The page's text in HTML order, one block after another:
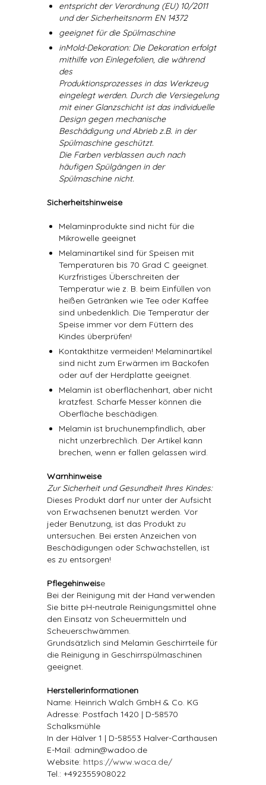
entspricht der Verordnung (EU) 10/2011
und der Sicherheitsnorm EN 14372
geeignet für die Spülmaschine
inMold-Dekoration: Die Dekoration erfolgt
mithilfe von Einlegefolien, die während
des
Produktionsprozesses in das Werkzeug
eingelegt werden. Durch die Versiegelung
mit einer Glanzschicht ist das individuelle
Design gegen mechanische
Beschädigung und Abrieb z.B. in der
Spülmaschine geschützt.
Die Farben verblassen auch nach
häufigen Spülgängen in der
Spülmaschine nicht.
Sicherheitshinweise
Melaminprodukte sind nicht für die
Mikrowelle geeignet
Melaminartikel sind für Speisen mit
Temperaturen bis 70 Grad C geeignet.
Kurzfristiges Überschreiten der
Temperatur wie z. B. beim Einfüllen von
heißen Getränken wie Tee oder Kaffee
sind unbedenklich. Die Temperatur der
Speise immer vor dem Füttern des
Kindes überprüfen!
Kontakthitze vermeiden! Melaminartikel
sind nicht zum Erwärmen im Backofen
oder auf der Herdplatte geeignet.
Melamin ist oberflächenhart, aber nicht
kratzfest. Scharfe Messer können die
Oberfläche beschädigen.
Melamin ist bruchunempfindlich, aber
nicht unzerbrechlich. Der Artikel kann
brechen, wenn er fallen gelassen wird.
Warnhinweise
Zur Sicherheit und Gesundheit Ihres Kindes:
Dieses Produkt darf nur unter der Aufsicht
von Erwachsenen benutzt werden. Vor
jeder Benutzung, ist das Produkt zu
untersuchen. Bei ersten Anzeichen von
Beschädigungen oder Schwachstellen, ist
es zu entsorgen!
Pflegehinweise
Bei der Reinigung mit der Hand verwenden
Sie bitte pH-neutrale Reinigungsmittel ohne
den Einsatz von Scheuermitteln und
Scheuerschwämmen.
Grundsätzlich sind Melamin Geschirrteile für
die Reinigung in Geschirrspülmaschinen
geeignet.
Herstellerinformationen
Name: Heinrich Walch GmbH & Co. KG
Adresse: Postfach 1420 | D-58570
Schalksmühle
In der Hälver 1 | D-58553 Halver-Carthausen
E-Mail: admin@wadoo.de
Website: https://www.waca.de/
Tel.: +492355908022